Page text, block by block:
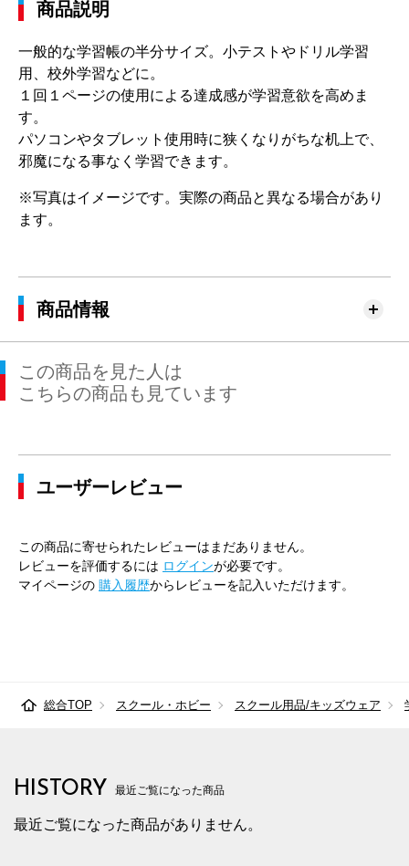
商品説明
一般的な学習帳の半分サイズ。小テストやドリル学習
用、校外学習などに。
１回１ページの使用による達成感が学習意欲を高めま
す。
パソコンやタブレット使用時に狭くなりがちな机上で、
邪魔になる事なく学習できます。
※写真はイメージです。実際の商品と異なる場合があり
ます。
商品情報
この商品を見た人は
こちらの商品も見ています
ユーザーレビュー
この商品に寄せられたレビューはまだありません。
レビューを評価するには ログインが必要です。
マイページの 購入履歴からレビューを記入いただけます。
総合TOP スクール・ホビー スクール用品/キッズウェア
HISTORY 最近ご覧になった商品
最近ご覧になった商品がありません。